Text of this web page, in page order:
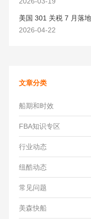
2026-04-22
文章分类
船期和时效
FBA知识专区
行业动态
纽酷动态
常见问题
美森快船